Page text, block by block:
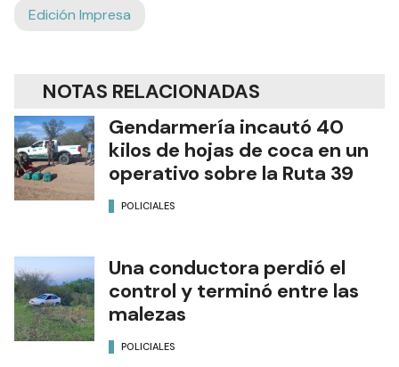
Edición Impresa
NOTAS RELACIONADAS
Gendarmería incautó 40
kilos de hojas de coca en un
operativo sobre la Ruta 39
POLICIALES
Una conductora perdió el
control y terminó entre las
malezas
POLICIALES